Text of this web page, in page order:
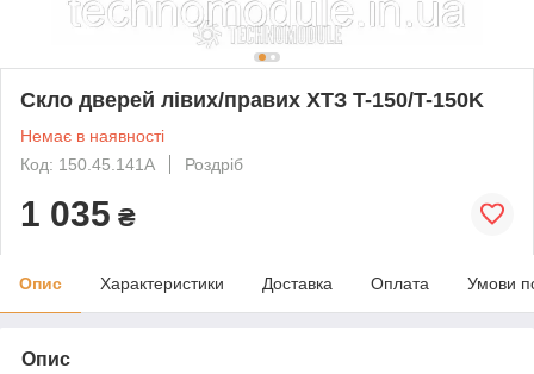
Скло дверей лівих/правих ХТЗ T-150/T-150K
Немає в наявності
Код: 150.45.141А
Роздріб
1 035 ₴
Опис Характеристики Доставка Оплата Умови
Опис